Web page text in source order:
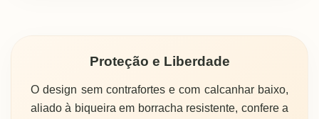
Proteção e Liberdade
O design sem contrafortes e com calcanhar baixo,
aliado à biqueira em borracha resistente, confere a